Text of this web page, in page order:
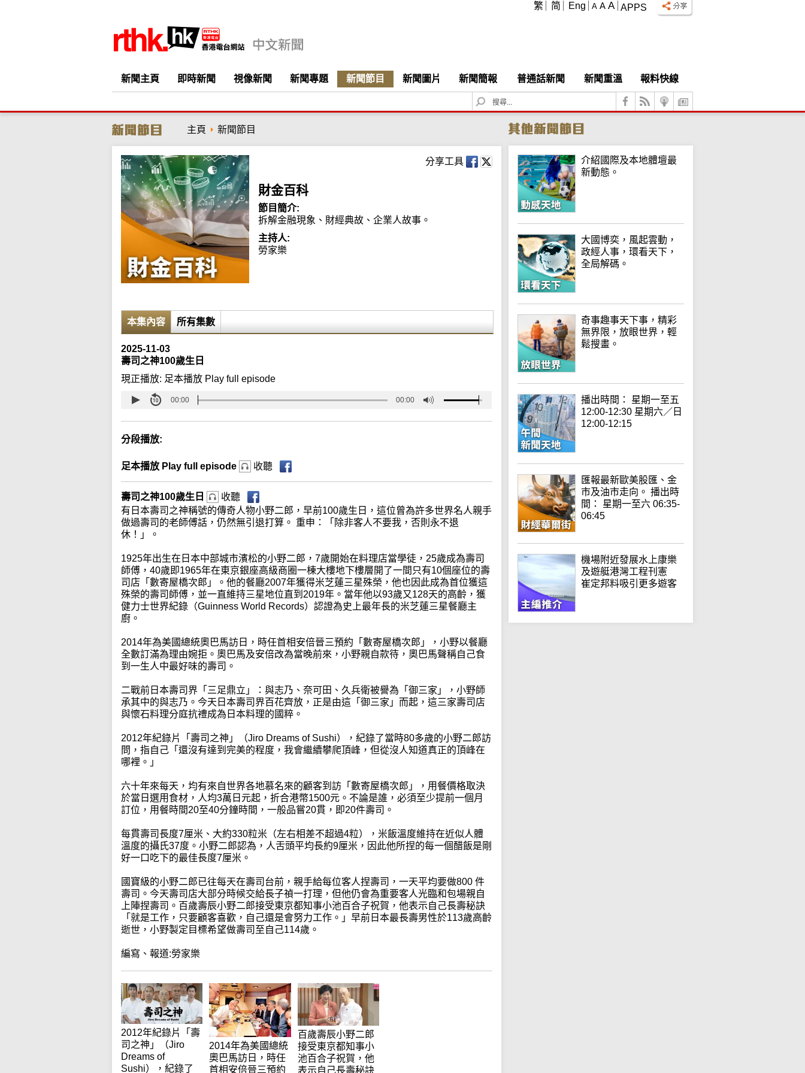
APPS
A A A
繁 简 Eng
新聞主頁 即時新聞 視像新聞 新聞專題 新聞節目 新聞圖片 新聞簡報 普通話新聞 新聞重溫
報料快線
S
e
c
h
主頁 新聞節目
分享工具
財金百科
節目簡介:
拆解金融現象、財經典故、企業人故事。
主持人:
勞家樂
本集內容 所有集數
2025-11-03
壽司之神100歲生日
現正播放: 足本播放 Play full episode
00:00 00:00
分段播放:
足本播放 Play full episode 收聽
壽司之神100歲生日
收聽
有日本壽司之神稱號的傳奇人物小野二郎，早前100歲生日，這位曾為許多世界名人親手
做過壽司的老師傅話，仍然無引退打算。 重申：「除非客人不要我，否則永不退
休！」。
1925年出生在日本中部城市濱松的小野二郎，7歲開始在料理店當學徒，25歲成為壽司
師傅，40歲即1965年在東京銀座高級商圈一棟大樓地下樓層開了一間只有10個座位的壽
司店「數寄屋橋次郎」。他的餐廳2007年獲得米芝蓮三星殊榮，他也因此成為首位獲這
殊榮的壽司師傅，並一直維持三星地位直到2019年。當年他以93歲又128天的高齡，獲
健力士世界紀錄（Guinness World Records）認證為史上最年長的米芝蓮三星餐廳主
廚。
2014年為美國總統奧巴馬訪日，時任首相安倍晉三預約「數寄屋橋次郎」，小野以餐廳
全數訂滿為理由婉拒。奧巴馬及安倍改為當晚前來，小野親自款待，奧巴馬聲稱自己食
到一生人中最好味的壽司。
二戰前日本壽司界「三足鼎立」：與志乃、奈可田、久兵衛被譽為「御三家」，小野師
承其中的與志乃。今天日本壽司界百花齊放，正是由這「御三家」而起，這三家壽司店
與懷石料理分庭抗禮成為日本料理的國粹。
2012年紀錄片「壽司之神」（Jiro Dreams of Sushi），紀錄了當時80多歲的小野二郎訪
問，指自己「還沒有達到完美的程度，我會繼續攀爬頂峰，但從沒人知道真正的頂峰在
哪裡。」
六十年來每天，均有來自世界各地慕名來的顧客到訪「數寄屋橋次郎」，用餐價格取決
於當日選用食材，人均3萬日元起，折合港幣1500元。不論是誰，必須至少提前一個月
訂位，用餐時間20至40分鐘時間，一般品嘗20貫，即20件壽司。
每貫壽司長度7厘米、大約330粒米（左右相差不超過4粒），米飯溫度維持在近似人體
溫度的攝氏37度。小野二郎認為，人舌頭平均長約9厘米，因此他所捏的每一個醋飯是剛
好一口吃下的最佳長度7厘米。
國寶級的小野二郎已往每天在壽司台前，親手給每位客人捏壽司，一天平均要做800 件
壽司。今天壽司店大部分時候交給長子禎一打理，但他仍會為重要客人光臨和包場親自
上陣捏壽司。百歲壽辰小野二郎接受東京都知事小池百合子祝賀，他表示自己長壽秘訣
「就是工作，只要顧客喜歡，自己還是會努力工作。」早前日本最長壽男性於113歲高齡
逝世，小野製定目標希望做壽司至自己114歲。
編寫、報道:勞家樂
2012年紀錄片「壽
司之神」（Jiro
Dreams of
Sushi），紀錄了
2014年為美國總統
奧巴馬訪日，時任
首相安倍晉三預約
百歲壽辰小野二郎
接受東京都知事小
池百合子祝賀，他
表示自己長壽秘訣
介紹國際及本地體壇最
新動態。
大國博奕，風起雲動，
政經人事，環看天下，
全局解碼。
奇事趣事天下事，精彩
無界限，放眼世界，輕
鬆搜畫。
播出時間： 星期一至五
12:00-12:30 星期六／日
12:00-12:15
匯報最新歐美股匯、金
市及油市走向。 播出時
間： 星期一至六 06:35-
06:45
機場附近發展水上康樂
及遊艇港灣工程刊憲
崔定邦料吸引更多遊客